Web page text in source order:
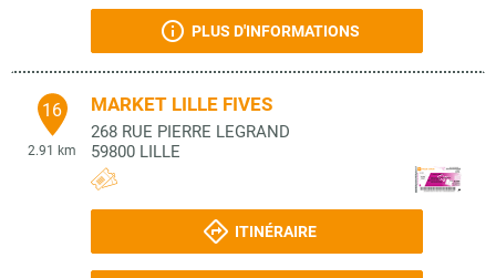
PLUS D'INFORMATIONS
16
2.91 km
MARKET LILLE FIVES
268 RUE PIERRE LEGRAND
59800 LILLE
ITINÉRAIRE